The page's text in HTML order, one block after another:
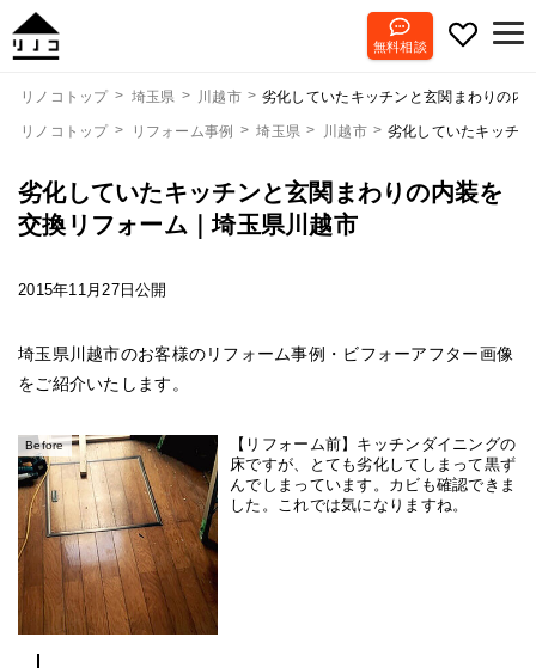
無料相談
リノコトップ 埼玉県 川越市 劣化していたキッチンと玄関まわりの内
リノコトップ リフォーム事例 埼玉県 川越市 劣化していたキッチ
劣化していたキッチンと玄関まわりの内装を
交換リフォーム｜埼玉県川越市
2015年11月27日公開
埼玉県川越市のお客様のリフォーム事例・ビフォーアフター画像
をご紹介いたします。
Before
【リフォーム前】キッチンダイニングの
床ですが、とても劣化してしまって黒ず
んでしまっています。カビも確認できま
した。これでは気になりますね。